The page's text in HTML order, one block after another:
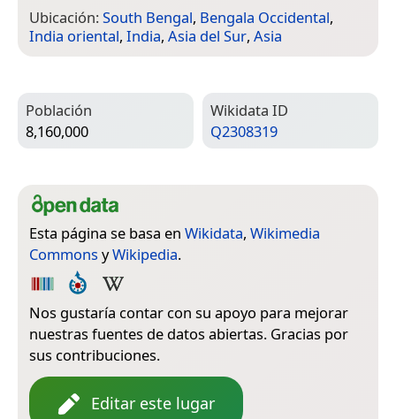
Ubicación:South Bengal, Bengala Occidental,
India oriental, India, Asia del Sur, Asia
Población
8,160,000
Wiki­data ID
Q2308319
Esta página se basa en Wikidata, Wikimedia
Commons yWikipedia.
Nos gustaría contar con su apoyo para mejorar
nuestras fuentes de datos abiertas. Gracias por
sus contribuciones.
Editar este lugar